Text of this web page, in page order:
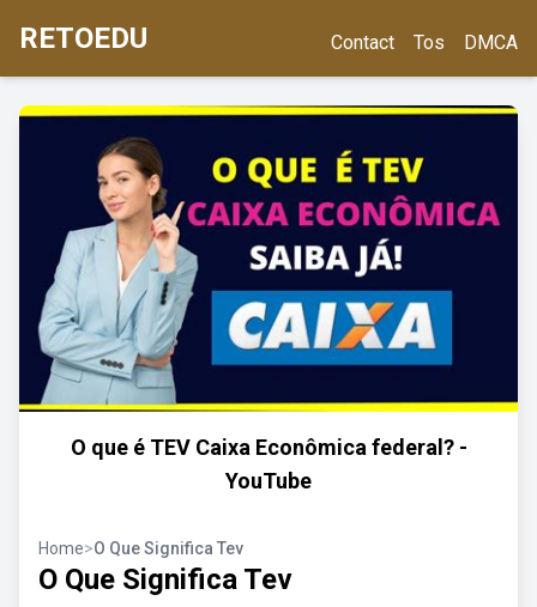
RETOEDU Contact Tos DMCA
O que é TEV Caixa Econômica federal? -
YouTube
Home>O Que Significa Tev
O Que Significa Tev